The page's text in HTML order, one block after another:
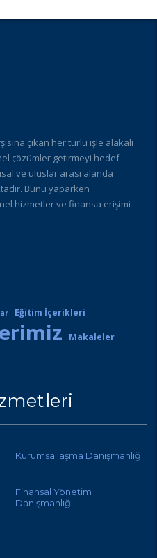
çıkan her türlü işle alakalı
çözümler getirmeyi hedef
ve uluslar arası alanda
Bunu yaparken
hizmetler ve finansa erişimi
Eğitim İçerikleri
Makaleler
Kurumsallaşma Danışmanlığı
Finansal Yönetim
Danışmanlığı